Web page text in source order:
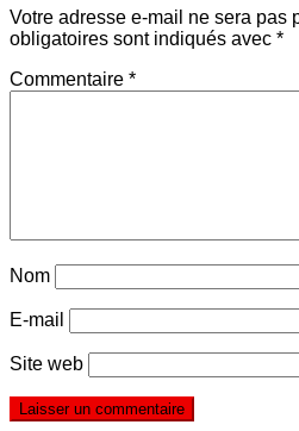
Votre adresse e-mail ne sera pas
obligatoires sont indiqués avec *
Commentaire *
Nom
E-mail
Site web